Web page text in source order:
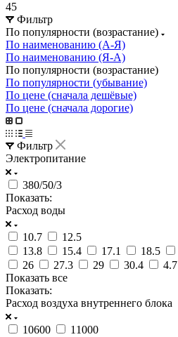
45
Фильтр
По популярности (возрастание)
По наименованию (А-Я)
По наименованию (Я-А)
По популярности (возрастание)
По популярности (убывание)
По цене (сначала дешёвые)
По цене (сначала дорогие)
Фильтр
Электропитание
380/50/3
Показать:
Расход воды
10.7
12.5
13.8
15.4 17.1 18.5
26
27.3 29 30.4 4.7
Показать все
Показать:
Расход воздуха внутреннего блока
10600
11000